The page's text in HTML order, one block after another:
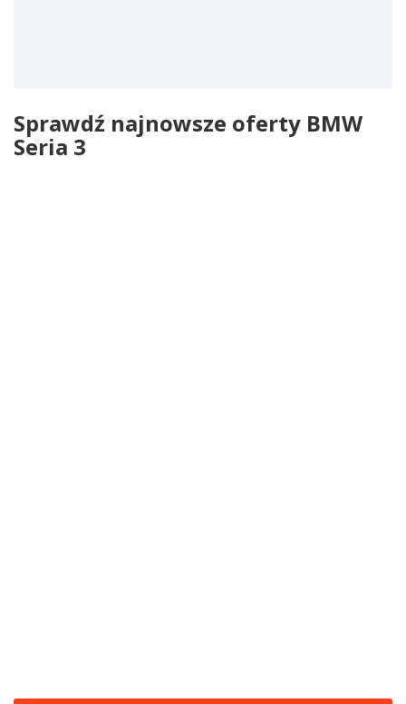
Sprawdź najnowsze oferty BMW
Seria 3